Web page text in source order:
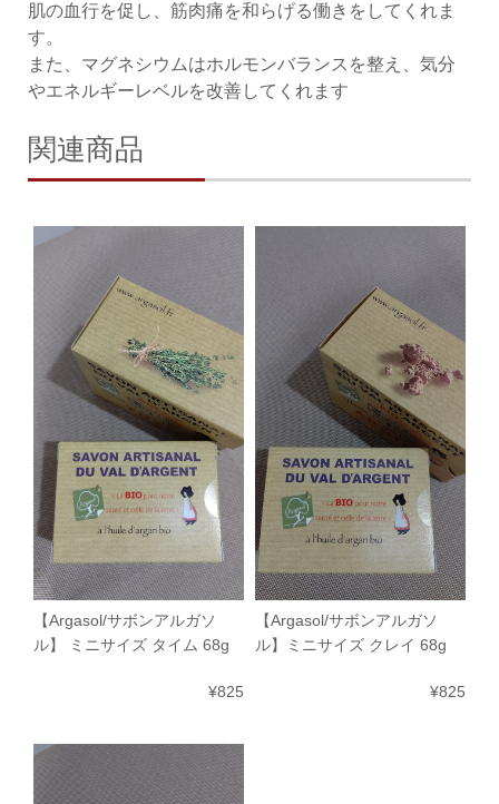
肌の血行を促し、筋肉痛を和らげる働きをしてくれま
す。
また、マグネシウムはホルモンバランスを整え、気分
やエネルギーレベルを改善してくれます
関連商品
【Argasol/サボンアルガソ
ル】 ミニサイズ タイム 68g
¥825
【Argasol/サボンアルガソ
ル】ミニサイズ クレイ 68g
¥825